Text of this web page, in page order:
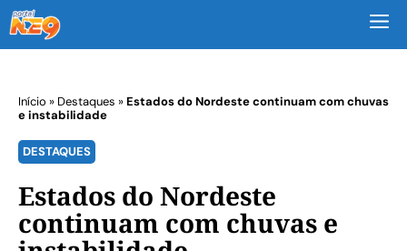
Início » Destaques »Estados do Nordeste continuam com chuvas
e instabilidade
DESTAQUES
Estados do Nordeste
continuam com chuvas e